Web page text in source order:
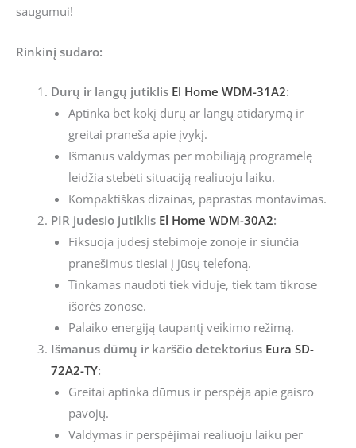
saugumui!
Rinkinį sudaro:
Durų ir langų jutiklis El Home WDM-31A2:
Aptinka bet kokį durų ar langų atidarymą ir
greitai praneša apie įvykį.
Išmanus valdymas per mobiliąją programėlę
leidžia stebėti situaciją realiuoju laiku.
Kompaktiškas dizainas, paprastas montavimas.
PIR judesio jutiklis El Home WDM-30A2:
Fiksuoja judesį stebimoje zonoje ir siunčia
pranešimus tiesiai į jūsų telefoną.
Tinkamas naudoti tiek viduje, tiek tam tikrose
išorės zonose.
Palaiko energiją taupantį veikimo režimą.
Išmanus dūmų ir karščio detektorius Eura SD-
72A2-TY:
Greitai aptinka dūmus ir perspėja apie gaisro
pavojų.
Valdymas ir perspėjimai realiuoju laiku per